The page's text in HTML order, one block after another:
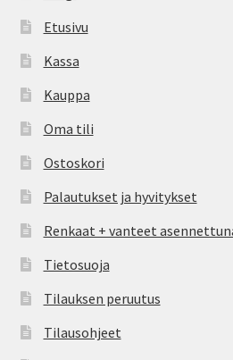
Etusivu
Kassa
Kauppa
Oma tili
Ostoskori
Palautukset ja hyvitykset
Renkaat + vanteet
Tietosuoja
Tilauksen peruutus
Tilausohjeet